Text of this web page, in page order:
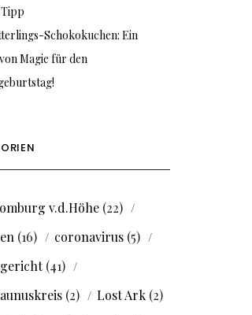
Schokokuchen: Ein
Magie für den
v.d.Höhe(22)
(16) coronavirus(5)
(41)
(2) Lost Ark(2)